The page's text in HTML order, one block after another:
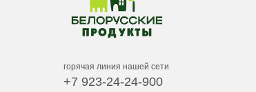
горячая линия нашей сети
+7 923-24-24-900